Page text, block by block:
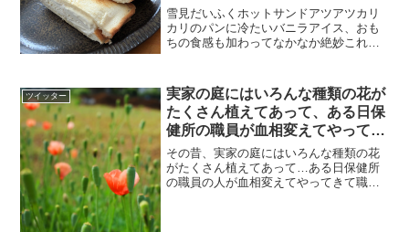
雪見だいふくホットサンドアツアツカリ
カリのパンに冷たいバニラアイス、おも
ちの食感も加わってなかなか絶妙これ試
ホットサ...
ツイッター
実家の庭にはいろんな種類の花が
たくさん植えてあって、ある日保
健所の職員が血相変えてやってき
て
その昔、実家の庭にはいろんな種類の花
がたくさん植えてあって…ある日保健所
の職員の人が血相変えてやってきて職員